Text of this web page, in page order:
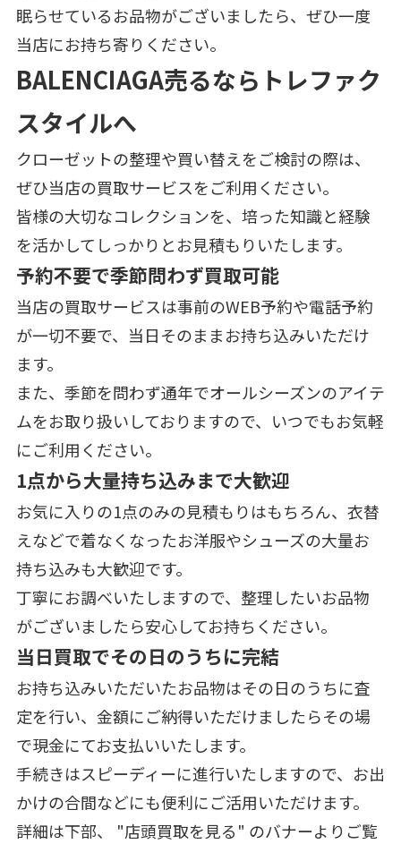
眠らせているお品物がございましたら、ぜひ一度
当店にお持ち寄りください。
BALENCIAGA売るならトレファク
スタイルへ
クローゼットの整理や買い替えをご検討の際は、
ぜひ当店の買取サービスをご利用ください。
皆様の大切なコレクションを、培った知識と経験
を活かしてしっかりとお見積もりいたします。
予約不要で季節問わず買取可能
当店の買取サービスは事前のWEB予約や電話予約
が一切不要で、当日そのままお持ち込みいただけ
ます。
また、季節を問わず通年でオールシーズンのアイテ
ムをお取り扱いしておりますので、いつでもお気軽
にご利用ください。
1点から大量持ち込みまで大歓迎
お気に入りの1点のみの見積もりはもちろん、衣替
えなどで着なくなったお洋服やシューズの大量お
持ち込みも大歓迎です。
丁寧にお調べいたしますので、整理したいお品物
がございましたら安心してお持ちください。
当日買取でその日のうちに完結
お持ち込みいただいたお品物はその日のうちに査
定を行い、金額にご納得いただけましたらその場
で現金にてお支払いいたします。
手続きはスピーディーに進行いたしますので、お出
かけの合間などにも便利にご活用いただけます。
詳細は下部、 "店頭買取を見る" のバナーよりご覧